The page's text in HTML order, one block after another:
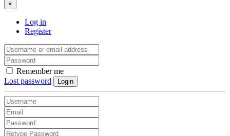
×
Log in
Register
Remember me
Lost password
Login